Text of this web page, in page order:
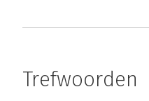
Trefwoorden